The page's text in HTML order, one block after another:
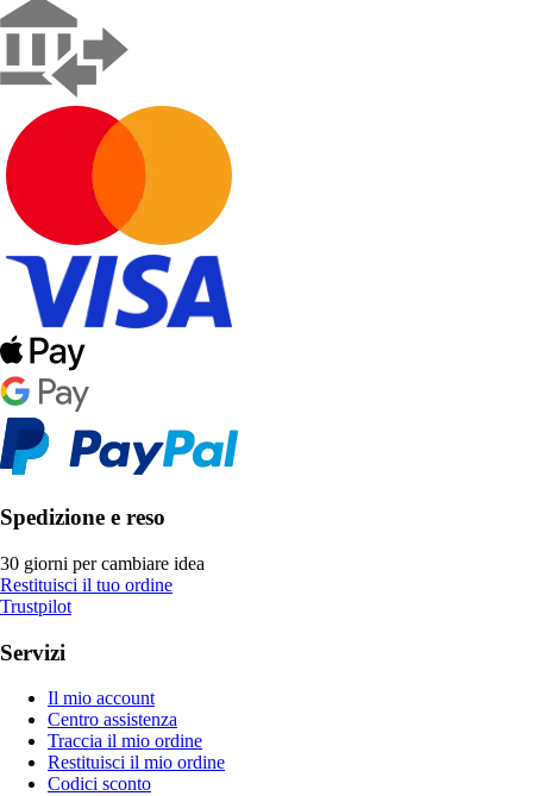
Spedizione e reso
30 giorni per cambiare idea
Restituisci il tuo ordine
Trustpilot
Servizi
Il mio account
Centro assistenza
Traccia il mio ordine
Restituisci il mio ordine
Codici sconto